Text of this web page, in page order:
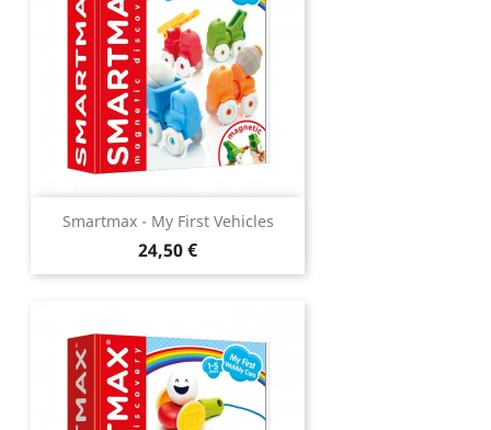
Smartmax - My First Vehicles
Prix
24,50 €